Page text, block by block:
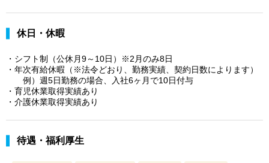
休日・休暇
・シフト制（公休月9～10日）※2月のみ8日
・年次有給休暇（※法令どおり、勤務実績、契約日数によります）
例）週5日勤務の場合、入社6ヶ月で10日付与
・育児休業取得実績あり
・介護休業取得実績あり
待遇・福利厚生